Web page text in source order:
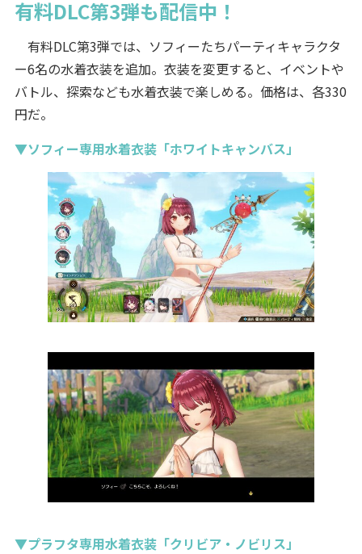
有料DLC第3弾も配信中！
有料DLC第3弾では、ソフィーたちパーティキャラクタ
ー6名の水着衣装を追加。衣装を変更すると、イベントや
バトル、探索なども水着衣装で楽しめる。価格は、各330
円だ。
▼ソフィー専用水着衣装「ホワイトキャンバス」
▼プラフタ専用水着衣装「クリビア・ノビリス」